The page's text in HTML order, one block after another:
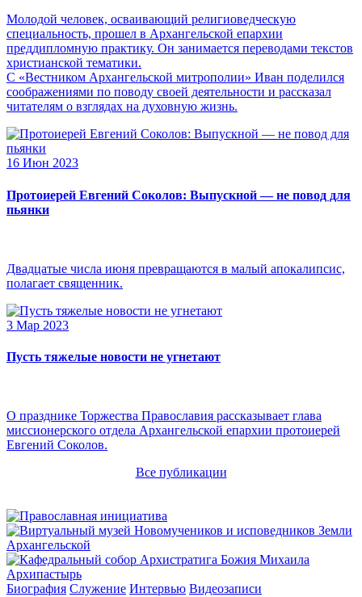
Молодой человек, осваивающий религиоведческую
специальность, прошел в Архангельской епархии
преддипломную практику. Он занимается переводами текстов
христианской тематики.
С «Вестником Архангельской митрополии» Иван поделился
соображениями по поводу своей деятельности и рассказал
читателям о взглядах на духовную жизнь.
16 Июн 2023
Протоиерей Евгений Соколов: Выпускной — не повод для
пьянки
Двадцатые числа июня превращаются в малый апокалипсис,
полагает священник.
3 Мар 2023
Пусть тяжелые новости не угнетают
О празднике Торжества Православия рассказывает глава
миссионерского отдела Архангельской епархии протоиерей
Евгений Соколов.
Все публикации
Архипастырь
Биография Служение Интервью Видеозаписи